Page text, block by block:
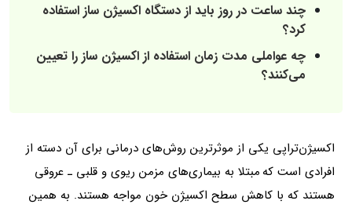
چند ساعت در روز باید از دستگاه اکسیژن‌ ساز استفاده
کرد؟
چه عواملی مدت زمان استفاده از اکسیژن‌ ساز را تعیین
می‌کنند؟
اکسیژن‌تراپی یکی از موثرترین روش‌های درمانی برای آن دسته از
افرادی است که مبتلا به بیماری‌های مزمن ریوی و قلبی ـ عروقی
هستند که با کاهش سطح اکسیژن خون مواجه هستند. به همین